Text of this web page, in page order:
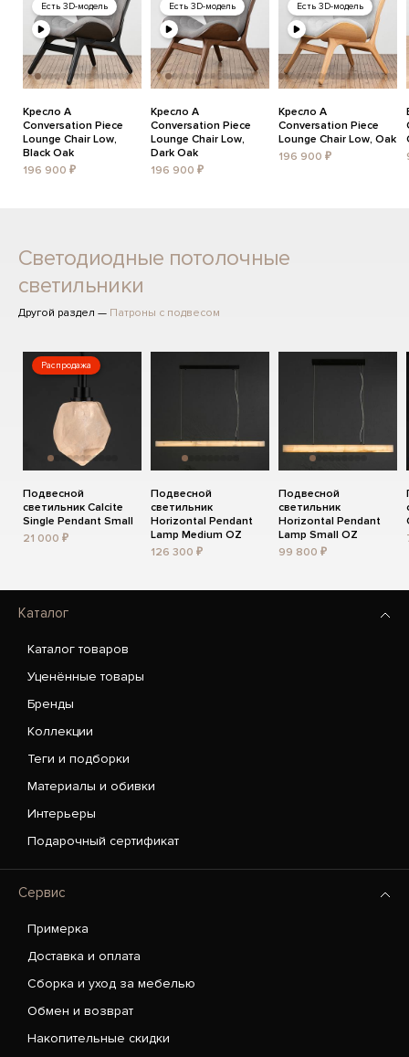
Есть 3D-модель
Кресло A
Conversation Piece
Lounge Chair Low,
Black Oak
196 900 ₽
Есть 3D-модель
Кресло A
Conversation Piece
Lounge Chair Low,
Dark Oak
196 900 ₽
Есть 3D-модель
Кресло A
Conversation Piece
Lounge Chair Low, Oak
196 900 ₽
Светодиодные потолочные
светильники
Другой раздел — Патроны с подвесом
Распродажа
Подвесной
светильник Calcite
Single Pendant Small
21 000 ₽
Подвесной
светильник
Horizontal Pendant
Lamp Medium OZ
126 300 ₽
Подвесной
светильник
Horizontal Pendant
Lamp Small OZ
99 800 ₽
Каталог
Каталог товаров
Уценённые товары
Бренды
Коллекции
Теги и подборки
Материалы и обивки
Интерьеры
Подарочный сертификат
Сервис
Примерка
Доставка и оплата
Сборка и уход за мебелью
Обмен и возврат
Накопительные скидки